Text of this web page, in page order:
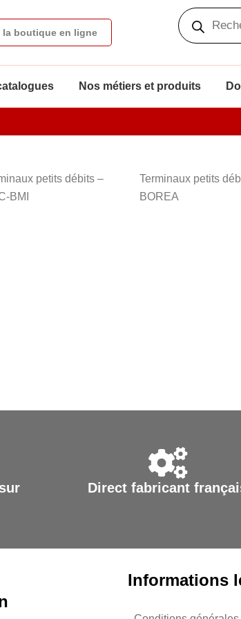
la boutique en ligne
Recherche
de
produits
Nos métiers et produits
petits débits –
BMI
Terminaux petits
BOREA
Direct fabricant
Informations